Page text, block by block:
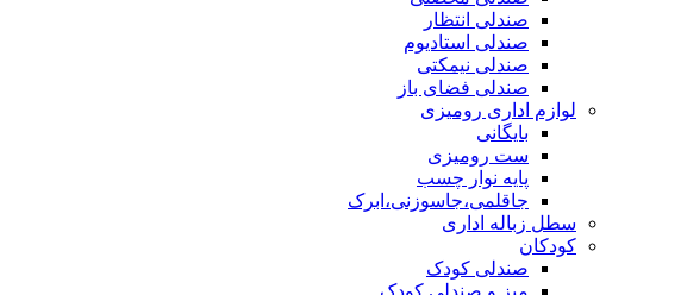
صندلی انتظار
صندلی استادیوم
صندلی نیمکتی
صندلی فضای باز
لوازم اداری رومیزی
بایگانی
ست رومیزی
پایه نوار چسب
جاقلمی،جاسوزنی،ابرک
سطل زباله اداری
کودکان
صندلی کودک
میز و صندلی کودک